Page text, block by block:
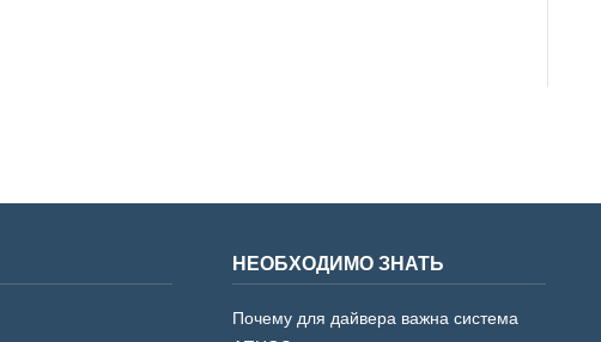
НЕОБХОДИМО ЗНАТЬ
Почему для дайвера важна система